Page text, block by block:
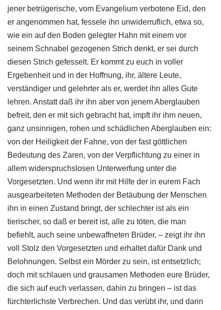
jener betrügerische, vom Evangelium verbotene Eid, den
er angenommen hat, fessele ihn unwiderruflich, etwa so,
wie ein auf den Boden gelegter Hahn mit einem vor
seinem Schnabel gezogenen Strich denkt, er sei durch
diesen Strich gefesselt. Er kommt zu euch in voller
Ergebenheit und in der Hoffnung, ihr, ältere Leute,
verständiger und gelehrter als er, werdet ihn alles Gute
lehren. Anstatt daß ihr ihn aber von jenem Aberglauben
befreit, den er mit sich gebracht hat, impft ihr ihm neuen,
ganz unsinnigen, rohen und schädlichen Aberglauben ein:
von der Heiligkeit der Fahne, von der fast göttlichen
Bedeutung des Zaren, von der Verpflichtung zu einer in
allem widerspruchslosen Unterwerfung unter die
Vorgesetzten. Und wenn ihr mit Hilfe der in eurem Fach
ausgearbeiteten Methoden der Betäubung der Menschen
ihn in einen Zustand bringt, der schlechter ist als ein
tierischer, so daß er bereit ist, alle zu töten, die man
befiehlt, auch seine unbewaffneten Brüder, – zeigt ihr ihn
voll Stolz den Vorgesetzten und erhaltet dafür Dank und
Belohnungen. Selbst ein Mörder zu sein, ist entsetzlich;
doch mit schlauen und grausamen Methoden eure Brüder,
die sich auf euch verlassen, dahin zu bringen – ist das
fürchterlichste Verbrechen. Und das verübt ihr, und darin